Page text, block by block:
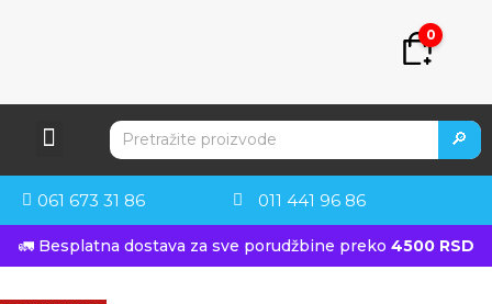
0
🔎
061 673 31 86 011 441 96 86
🚛 Besplatna dostava za sve porudžbine preko 4500 RSD